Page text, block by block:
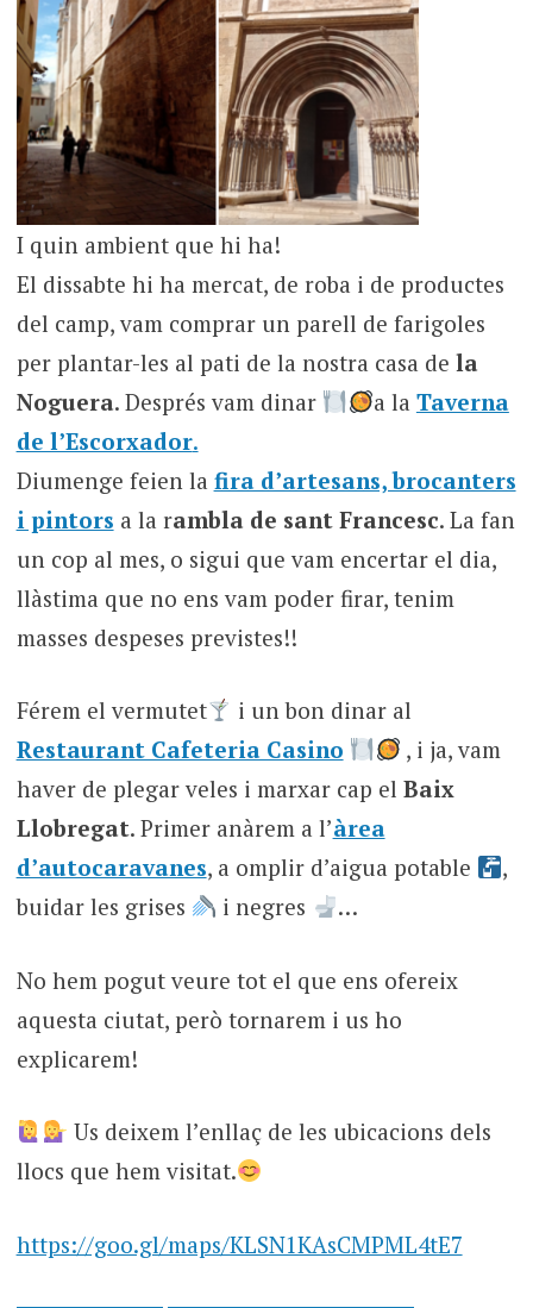
I quin ambient que hi ha!
El dissabte hi ha mercat, de roba i de productes
del camp, vam comprar un parell de farigoles
per plantar-les al pati de la nostra casa de la
Noguera. Després vam dinar a la Taverna
de l’Escorxador.
Diumenge feien la fira d’artesans, brocanters
i pintors a la rambla de sant Francesc. La fan
un cop al mes, o sigui que vam encertar el dia,
llàstima que no ens vam poder firar, tenim
masses despeses previstes!!
Férem el vermutet
i un bon dinar al
Restaurant Cafeteria Casino
, i ja, vam
haver de plegar veles i marxar cap el Baix
Llobregat. Primer anàrem a l’àrea
d’autocaravanes, a omplir d’aigua potable
,
buidar les grises
i negres …
No hem pogut veure tot el que ens ofereix
aquesta ciutat, però tornarem i us ho
explicarem!
Us deixem l’enllaç de les ubicacions dels
llocs que hem visitat.
https://goo.gl/maps/KLSN1KAsCMPML4tE7